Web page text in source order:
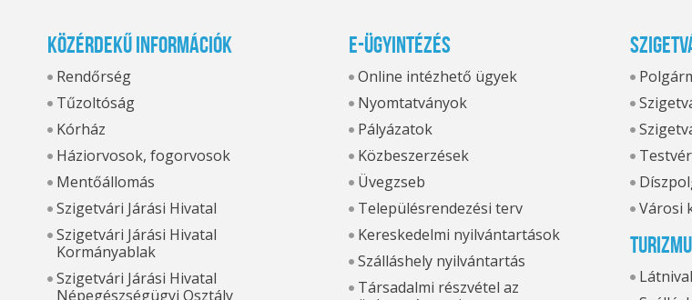
Közérdekű információk
Rendőrség
Tűzoltóság
Kórház
Háziorvosok, fogorvosok
Mentőállomás
Szigetvári Járási Hivatal
Szigetvári Járási Hivatal
Kormányablak
Szigetvári Járási Hivatal
Népegészségügyi Osztály
E-ügyintézés
Online intézhető ügyek
Nyomtatványok
Pályázatok
Közbeszerzések
Üvegzseb
Településrendezési terv
Kereskedelmi nyilvántartások
Szálláshely nyilvántartás
Társadalmi részvétel az
Városi